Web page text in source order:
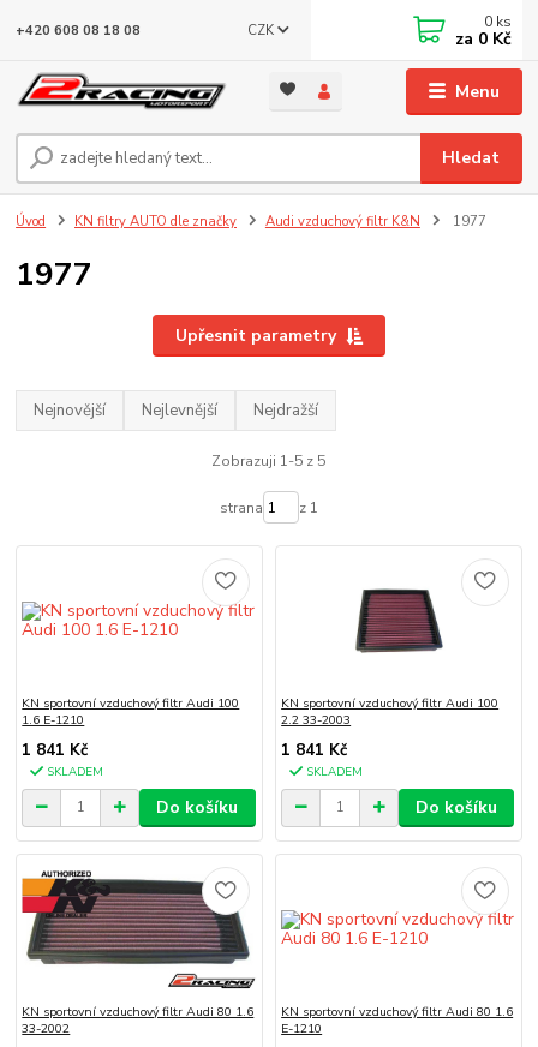
Menu
CZK
Hledat
+420 608 08 18 08 0 ks
za 0 Kč
Úvod KN filtry AUTO dle značky Audi vzduchový filtr K&N 1977
1977
Upřesnit parametry
Nejnovější Nejlevnější Nejdražší
Zobrazuji 1-5 z 5
strana z 1
KN sportovní vzduchový filtr Audi 100
1.6 E-1210
1 841 Kč
SKLADEM
Do košíku
KN sportovní vzduchový filtr Audi 100
2.2 33-2003
1 841 Kč
SKLADEM
Do košíku
KN sportovní vzduchový filtr Audi 80 1.6
33-2002
KN sportovní vzduchový filtr Audi 80 1.6
E-1210